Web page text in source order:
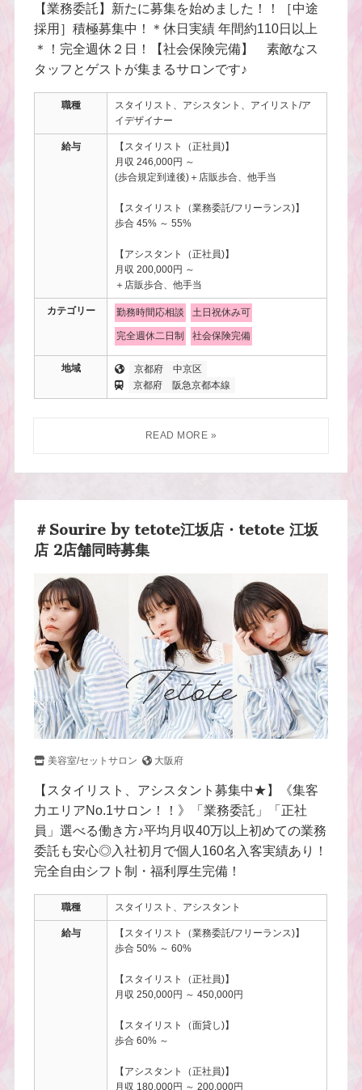
【業務委託】新たに募集を始めました！！［中途
採用］積極募集中！＊休日実績 年間約110日以上
＊！完全週休２日！【社会保険完備】 素敵なス
タッフとゲストが集まるサロンです♪
職種
スタイリスト、アシスタント、アイリスト/ア
イデザイナー
給与
【スタイリスト（正社員)】
月収 246,000円 ～
(歩合規定到達後)＋店販歩合、他手当
【スタイリスト（業務委託/フリーランス)】
歩合 45% ～ 55%
【アシスタント（正社員)】
月収 200,000円 ～
＋店販歩合、他手当
カテゴリー 勤務時間応相談 土日祝休み可
完全週休二日制 社会保険完備
地域 京都府
中京区
京都府
阪急京都本線
＃Sourire by tetote江坂店・tetote 江坂
店 2店舗同時募集
美容室/セットサロン 大阪府
【スタイリスト、アシスタント募集中★】《集客
力エリアNo.1サロン！！》「業務委託」「正社
員」選べる働き方♪平均月収40万以上初めての業務
委託も安心◎入社初月で個人160名入客実績あり！
完全自由シフト制・福利厚生完備！
職種 スタイリスト、アシスタント
給与
【スタイリスト（業務委託/フリーランス)】
歩合 50% ～ 60%
【スタイリスト（正社員)】
月収 250,000円 ～ 450,000円
【スタイリスト（面貸し)】
歩合 60% ～
【アシスタント（正社員)】
月収 180,000円 ～ 200,000円